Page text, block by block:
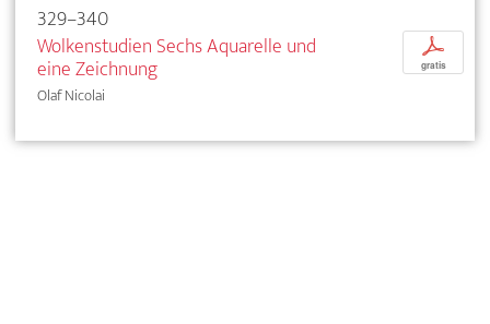
329–340
Wolkenstudien Sechs Aquarelle und
eine Zeichnung
Olaf Nicolai
p
gratis